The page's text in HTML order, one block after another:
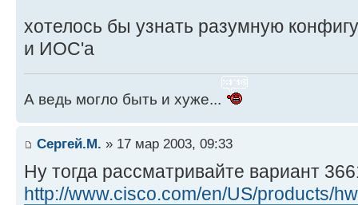
хотелось бы узнать разумную
и ИОС'а
А ведь могло быть и хуже...
Сергей.М. » 17 мар 2003, 09:33
Ну тогда рассматривайте вариант
http://www.cisco.com/en/US/products/